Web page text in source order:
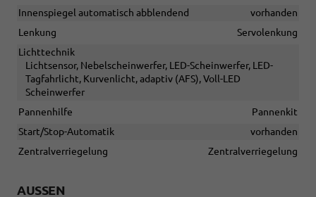
Innenspiegel automatisch abblendend
vorhanden
Lenkung
Servolenkung
Lichttechnik
Lichtsensor, Nebelscheinwerfer, LED-Scheinwerfer, LED-
Tagfahrlicht, Kurvenlicht, adaptiv (AFS), Voll-LED
Scheinwerfer
Pannenhilfe
Pannenkit
Start/Stop-Automatik
vorhanden
Zentralverriegelung
Zentralverriegelung
AUSSEN